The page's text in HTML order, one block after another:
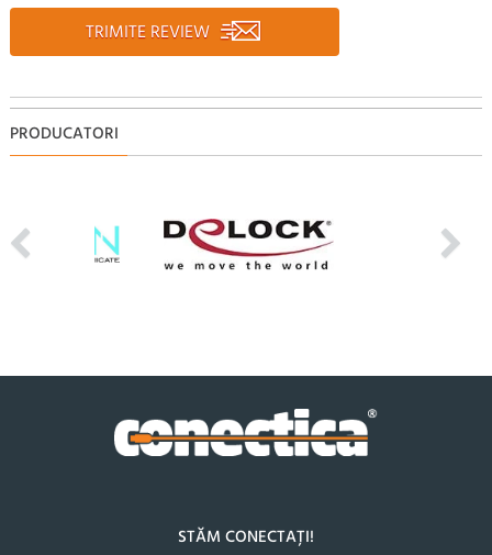
TRIMITE REVIEW
PRODUCATORI
STĂM CONECTAȚI!